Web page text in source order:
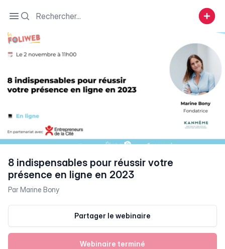
Open sidebar
Search
8 indispensables pour réussir votre
présence en ligne en 2023
ParMarine Bony
Partager le webinaire
Webinaire terminé